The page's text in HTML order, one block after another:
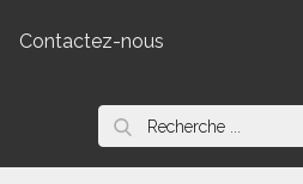
Contactez-nous
Search
for: